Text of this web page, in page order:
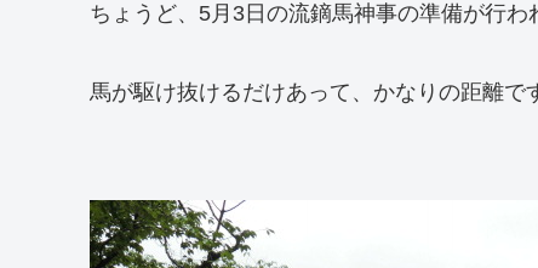
ちょうど、5月3日の流鏑馬神事の準備が行わ
馬が駆け抜けるだけあって、かなりの距離で